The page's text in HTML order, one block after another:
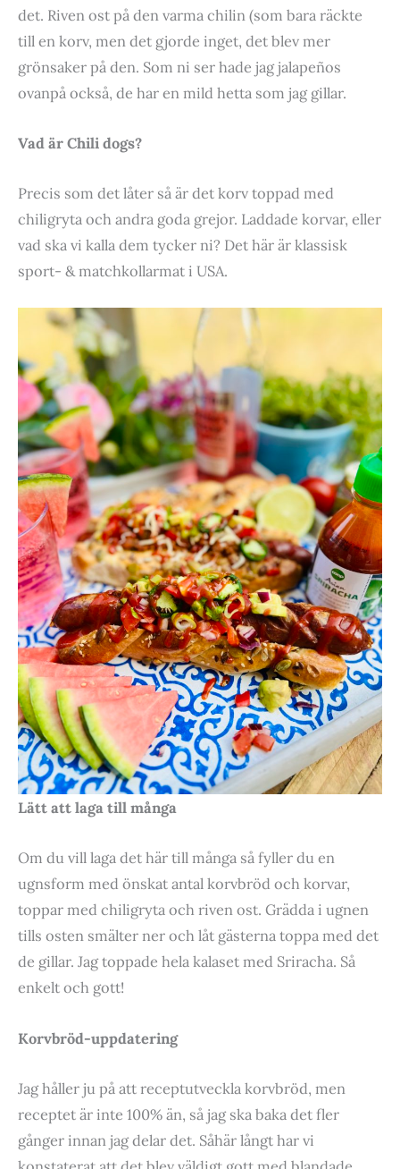
det. Riven ost på den varma chilin (som bara räckte
till en korv, men det gjorde inget, det blev mer
grönsaker på den. Som ni ser hade jag jalapeños
ovanpå också, de har en mild hetta som jag gillar.
Vad är Chili dogs?
Precis som det låter så är det korv toppad med
chiligryta och andra goda grejor. Laddade korvar, eller
vad ska vi kalla dem tycker ni? Det här är klassisk
sport- & matchkollarmat i USA.
Lätt att laga till många
Om du vill laga det här till många så fyller du en
ugnsform med önskat antal korvbröd och korvar,
toppar med chiligryta och riven ost. Grädda i ugnen
tills osten smälter ner och låt gästerna toppa med det
de gillar. Jag toppade hela kalaset med Sriracha. Så
enkelt och gott!
Korvbröd-uppdatering
Jag håller ju på att receptutveckla korvbröd, men
receptet är inte 100% än, så jag ska baka det fler
gånger innan jag delar det. Såhär långt har vi